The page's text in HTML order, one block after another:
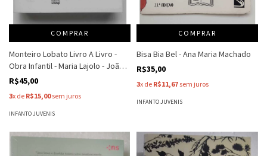
COMPRAR
Monteiro Lobato Livro A Livro -
Obra Infantil - Maria Lajolo - João
Luis Ceccantini
R$45,00
3x de R$15,00sem juros
INFANTO JUVENIS
COMPRAR
Bisa Bia Bel - Ana Maria Machado
R$35,00
3x de R$11,67 sem juros
INFANTO JUVENIS